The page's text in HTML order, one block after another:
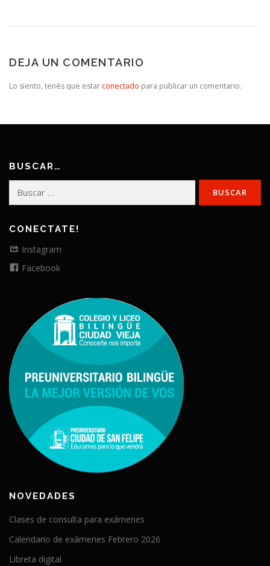
DEJA UN COMENTARIO
Lo siento, tenés que estar conectado para publicar un comentario.
BUSCAR…
CONECTATE!
Instagram
Facebook
NOVEDADES
Clases de consulta para exámenes
Calendario de exámenes Febrero 2026
Libreta digital